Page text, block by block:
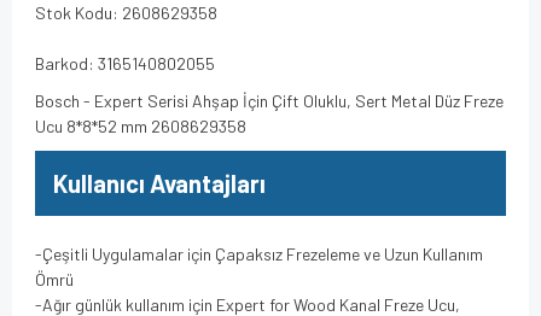
Stok Kodu: 2608629358
Barkod: 3165140802055
Bosch - Expert Serisi Ahşap İçin Çift Oluklu, Sert Metal Düz Freze
Ucu 8*8*52 mm 2608629358
Kullanıcı Avantajları
-Çeşitli Uygulamalar için Çapaksız Frezeleme ve Uzun Kullanım
Ömrü
-Ağır günlük kullanım için Expert for Wood Kanal Freze Ucu,